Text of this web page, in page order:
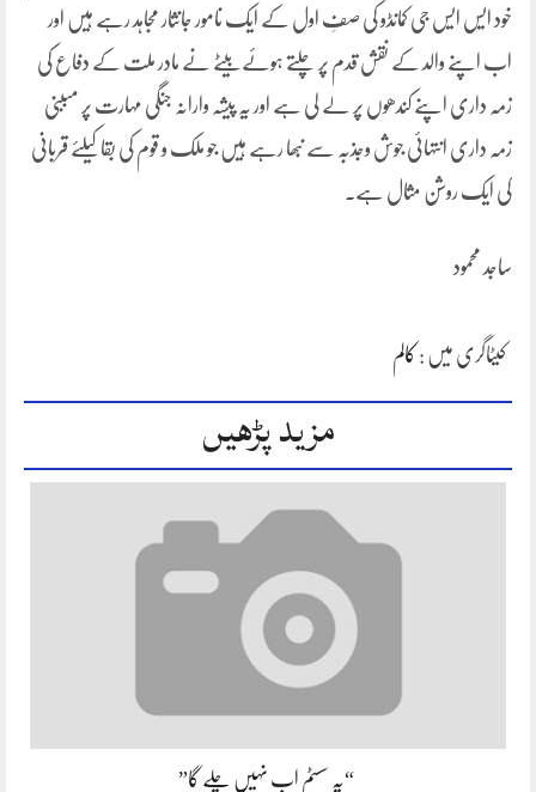
خود ایس ایس جی کمانڈو کی صفِ اول کے ایک نامور جانثار مجاہد رہے ہیں اور
اب اپنے والد کے نقش قدم پر چلتے ہوئے بیٹے نے مادر ملت کے دفاع کی
زمہ داری اپنے کندھوں پر لے لی ہے اور یہ پیشہ وارانہ جنگی مہارت پر مببنی
زمہ داری انتہائی جوش وجذبہ سے نبھا رہے ہیں جو ملک و قوم کی بقا کیلئے قربانی
کی ایک روشن مثال ہے۔
ساجد محمود
کیٹاگری میں : کالم
مزید پڑھیں
“یہ سسٹم اب نہیں چلے گا”